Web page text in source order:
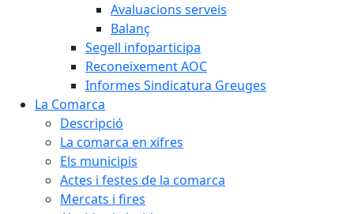
Avaluacions serveis
Balanç
Segell infoparticipa
Reconeixement AOC
Informes Sindicatura Greuges
La Comarca
Descripció
La comarca en xifres
Els municipis
Actes i festes de la comarca
Mercats i fires